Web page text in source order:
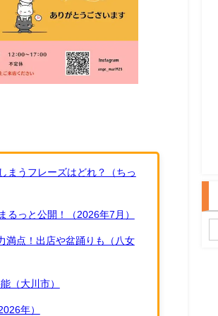
まうフレーズはどれ？（ちっ
っと公開！（2026年7月）
点！出店や盆踊りも（八女
（大川市）
年）